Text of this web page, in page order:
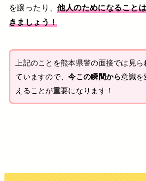
を譲ったり、他人のためになること
きましょう！
上記のことを熊本県警の面接では見ら
ていますので、今この瞬間から意識を
えることが重要になります！